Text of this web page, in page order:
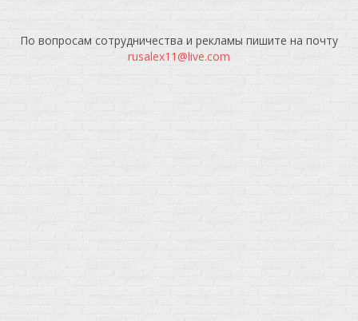
По вопросам сотрудничества и рекламы пишите на почту
rusalex11@live.com